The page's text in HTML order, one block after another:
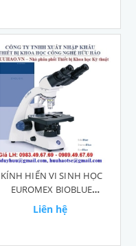
KÍNH HIỂN VI SINH HỌC
EUROMEX BIOBLUE
BB.4260
Liên hệ